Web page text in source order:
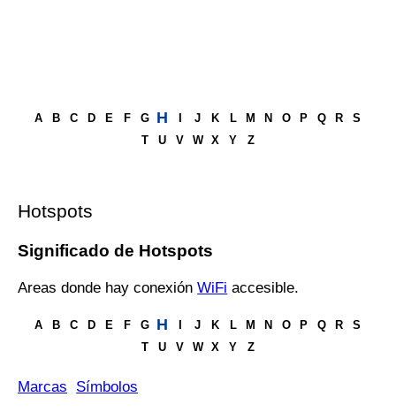
A B C D E F G H J K L M N O P Q R
S
T
U V W X Y Z
Hotspots
Significado de Hotspots
Areas donde hay conexiónWiFi accesible.
A B C D E F G H J K L M N O P Q R
S
T
U V W X Y Z
Marcas Símbolos